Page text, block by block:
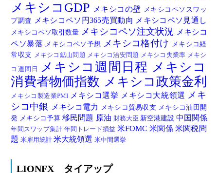
メキシコGDP メキシコの壁 メキシコペソスワッ
プ調査
メキシコペソ円365売買動向 メキシコペソ見通し
メキシコペソ取引数量 メキシコペソ注文状況 メキシコ
ペソ暴落 メキシコペソ予想 メキシコ格付け メキシコ経
常収支 メキシコ鉱山問題 メキシコ治安問題 メキシコ失業率 メキシ
コ週間日 メキシコ週間日程 メキシコ
消費者物価指数 メキシコ政策金利
メキシコ製造業PMI メキシコ選挙 メキシコ大統領選 メキ
シコ中銀
メキシコ電力 メキシコ貿易収支 メキシコ油田開
発 メキシコ予算移民問題 原油 財務大臣 新空港建設 中国関係
年間スワップ集計 年間トレード損益 米FOMC米関係 米関税問
題米雇用統計米大統領選米中間選挙
LIONFX タイアップ